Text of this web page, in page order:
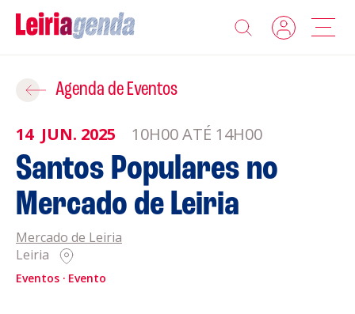
Agenda
Sobre a Leiriagenda
Promotores
Clubes Desportivos
Contactos
Agenda de Eventos
14 JUN. 2025 10H00 ATÉ 14H00
Santos Populares no
Mercado de Leiria
Mercado de Leiria
Leiria
Eventos Evento
Adicionar ao Roteiro
ROTEIROS EXISTENTES
CRIAR NOVO